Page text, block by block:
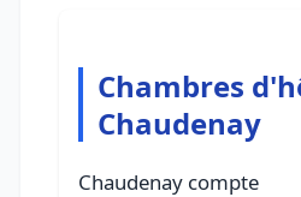
Chambres
Chaudenay
Chaudenay compte